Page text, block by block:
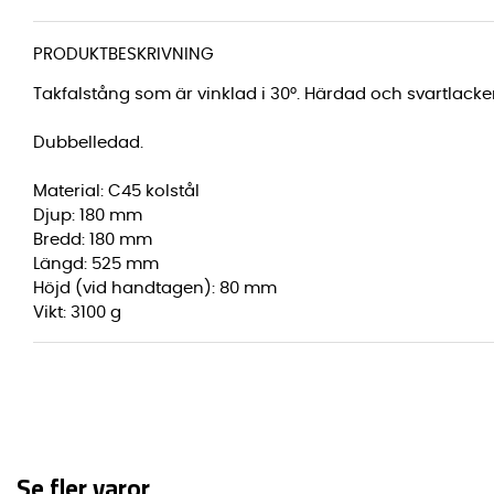
PRODUKTBESKRIVNING
Takfalstång som är vinklad i 30°. Härdad och
Dubbelledad.
Material: C45 kolstål
Djup: 180 mm
Bredd: 180 mm
Längd: 525 mm
Höjd (vid handtagen): 80 mm
Vikt: 3100 g